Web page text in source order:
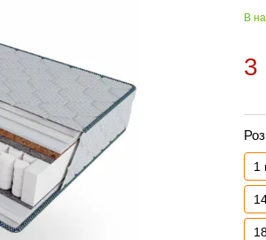
В
3
1